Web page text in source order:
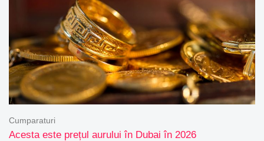
Acesta este prețul aurului în Dubai în 2026
Cumparaturi